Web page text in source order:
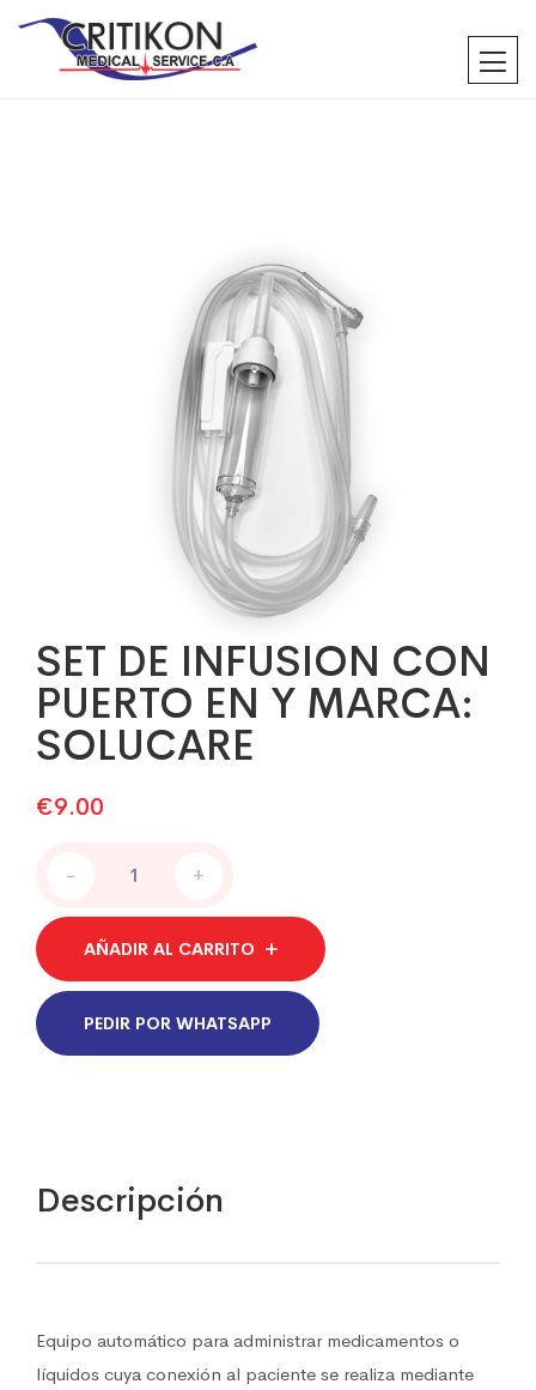
SET DE INFUSION CON
PUERTO EN Y MARCA:
SOLUCARE
€9.00
CON
PUERTO
EN
Y
MARCA:
SOLUCARE
- +
AÑADIR AL CARRITO
PEDIR POR WHATSAPP
Descripción
Equipo automático para administrar medicamentos o
líquidos cuya conexión al paciente se realiza mediante